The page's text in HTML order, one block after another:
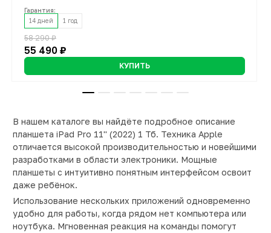
Гарантия:
14 дней
1 год
58 290 ₽
55 490 ₽
КУПИТЬ
Гарантия:
14 дней
1 год
64 890 ₽
62 990 ₽
КУПИТЬ
Гарантия:
14 дней
1 год
37 290 ₽
35 490 ₽
КУПИТЬ
Гарантия:
14 дней
1 год
26 790 ₽
25 490 ₽
КУПИТЬ
6 890 ₽
КУПИТЬ
6 990 ₽
КУПИТЬ
Гарантия:
14 дней
1 год
30 990 ₽
14 990 ₽
КУПИТЬ
В нашем каталоге вы найдёте подробное описание
планшета iPad Pro 11'' (2022) 1 Тб. Техника Apple
отличается высокой производительностью и новейшими
разработками в области электроники. Мощные
планшеты с интуитивно понятным интерфейсом освоит
даже ребёнок.
Использование нескольких приложений одновременно
удобно для работы, когда рядом нет компьютера или
ноутбука. Мгновенная реакция на команды помогут